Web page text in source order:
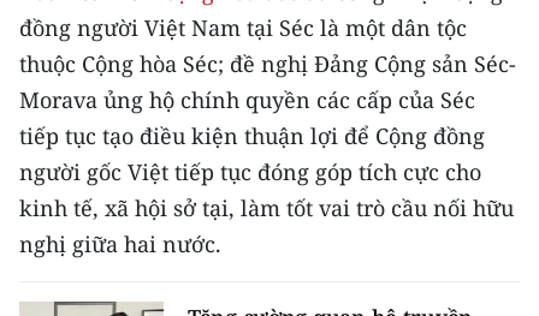
Media Y tế
Media Khoa học - Công nghệ
Media Môi trường
Ảnh
Infographic
đồng người Việt Nam tại Séc là một dân tộc
thuộc Cộng hòa Séc; đề nghị Đảng Cộng sản Séc-
Morava ủng hộ chính quyền các cấp của Séc
tiếp tục tạo điều kiện thuận lợi để Cộng đồng
người gốc Việt tiếp tục đóng góp tích cực cho
kinh tế, xã hội sở tại, làm tốt vai trò cầu nối hữu
nghị giữa hai nước.